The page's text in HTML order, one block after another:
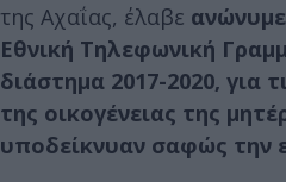
της Αχαΐας, έλαβε
Εθνική Τηλεφωνική
διάστημα 2017-2020, για
της οικογένειας της
υποδείκνυαν σαφώς την